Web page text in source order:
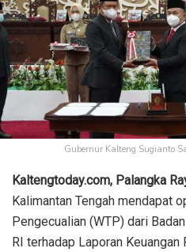
Gubernur Kalteng Sugianto
Kaltengtoday.com, Palangka
Kalimantan Tengah mendapat
Pengecualian (WTP) dari
RI terhadap Laporan